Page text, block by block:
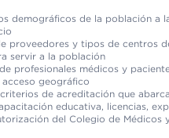
demográficos de la población a
proveedores y tipos de centros
servir a la población
profesionales médicos y
geográfico
de acreditación que
educativa, licencias,
del Colegio de Médicos